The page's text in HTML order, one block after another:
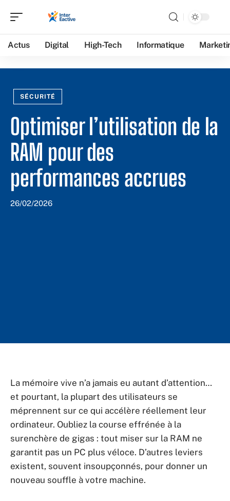
Actus Digital High-Tech Informatique
SÉCURITÉ
Optimiser l’utilisation de la
RAM pour des
performances accrues
26/02/2026
La mémoire vive n’a jamais eu autant d’attention…
et pourtant, la plupart des utilisateurs se
méprennent sur ce qui accélère réellement leur
ordinateur. Oubliez la course effrénée à la
surenchère de gigas : tout miser sur la RAM ne
garantit pas un PC plus véloce. D’autres leviers
existent, souvent insoupçonnés, pour donner un
nouveau souffle à votre machine.